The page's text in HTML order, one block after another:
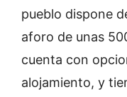
pueblo dispone
aforo de unas
cuenta con
alojamiento, y